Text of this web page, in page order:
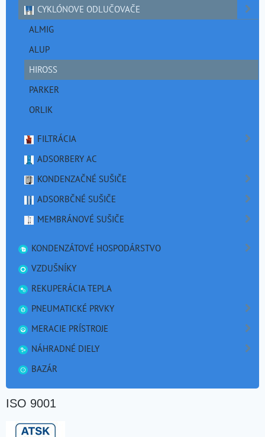
CYKLÓNOVE ODLUČOVAČE
ALMIG
ALUP
HIROSS
PARKER
ORLIK
FILTRÁCIA
ADSORBERY AC
KONDENZAČNÉ SUŠIČE
ADSORBČNÉ SUŠIČE
MEMBRÁNOVÉ SUŠIČE
KONDENZÁTOVÉ HOSPODÁRSTVO
VZDUŠNÍKY
REKUPERÁCIA TEPLA
PNEUMATICKÉ PRVKY
MERACIE PRÍSTROJE
NÁHRADNÉ DIELY
BAZÁR
ISO 9001